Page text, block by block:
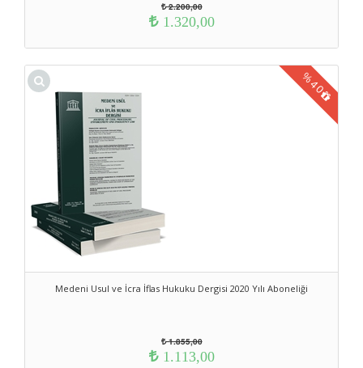
2.200,00
1.320,00
Medeni Usul ve İcra İflas Hukuku Dergisi 2020 Yılı Aboneliği
%40
1.855,00
1.113,00